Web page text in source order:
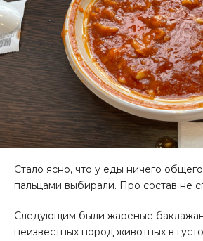
Стало ясно, что у еды ничего
пальцами выбирали. Про состав не
Следующим были жареные
неизвестных пород животных в